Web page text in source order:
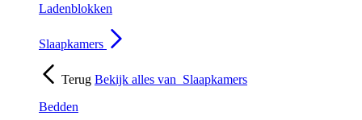
Ladenblokken
Slaapkamers
Terug Bekijk alles van Slaapkamers
Bedden